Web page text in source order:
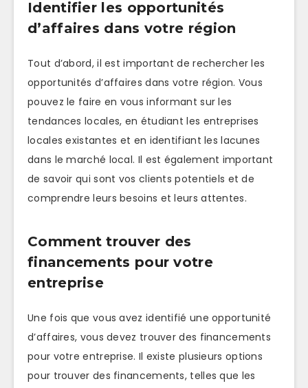
Identifier les opportunités
d’affaires dans votre région
Tout d’abord, il est important de rechercher les
opportunités d’affaires dans votre région. Vous
pouvez le faire en vous informant sur les
tendances locales, en étudiant les entreprises
locales existantes et en identifiant les lacunes
dans le marché local. Il est également important
de savoir qui sont vos clients potentiels et de
comprendre leurs besoins et leurs attentes.
Comment trouver des
financements pour votre
entreprise
Une fois que vous avez identifié une opportunité
d’affaires, vous devez trouver des financements
pour votre entreprise. Il existe plusieurs options
pour trouver des financements, telles que les